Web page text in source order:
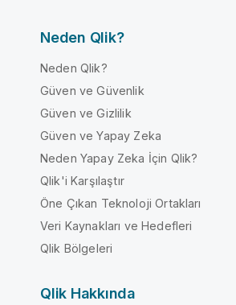
Neden Qlik?
Neden Qlik?
Güven ve Güvenlik
Güven ve Gizlilik
Güven ve Yapay Zeka
Neden Yapay Zeka İçin Qlik?
Qlik'i Karşılaştır
Öne Çıkan Teknoloji Ortakları
Veri Kaynakları ve Hedefleri
Qlik Bölgeleri
Qlik Hakkında